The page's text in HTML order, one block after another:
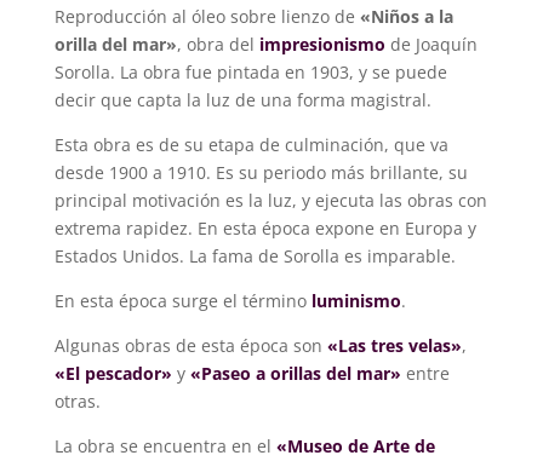
Reproducción al óleo sobre lienzo de «Niños a la
orilla del mar», obra del impresionismo de Joaquín
Sorolla. La obra fue pintada en 1903, y se puede
decir que capta la luz de una forma magistral.
Esta obra es de su etapa de culminación, que va
desde 1900 a 1910. Es su periodo más brillante, su
principal motivación es la luz, y ejecuta las obras con
extrema rapidez. En esta época expone en Europa y
Estados Unidos. La fama de Sorolla es imparable.
En esta época surge el término luminismo.
Algunas obras de esta época son «Las tres velas»,
«El pescador» y «Paseo a orillas del mar» entre
otras.
La obra se encuentra en el «Museo de Arte de